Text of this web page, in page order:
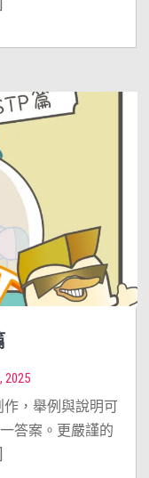
2025
，舉例與說明可
答案。更嚴謹的